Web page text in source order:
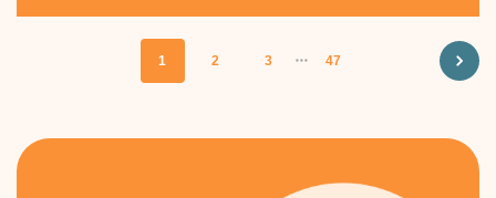
1 2 3 ・・・ 47